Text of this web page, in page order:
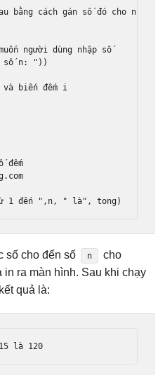
bằng cách gán số đó cho n
người dùng nhập số
số n: "))
biến đếm i
đếm
1 đến " , n, " là" , tong)
số cho đến số n
cho
ra màn hình. Sau khi chạy
quả là:
15 là 120